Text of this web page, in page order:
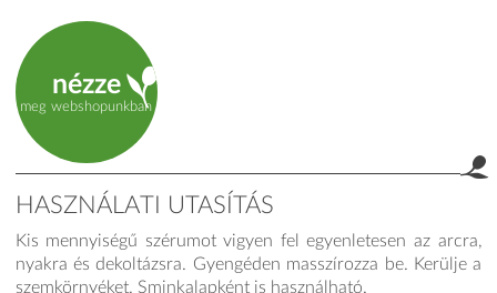
nézze
meg webshopunkban
HASZNÁLATI UTASÍTÁS
Kis mennyiségű szérumot vigyen fel egyen­letesen az arcra,
nyak­­­ra és dekoltázsra. Gyen­gé­de­n masszí­roz­za be. Ke­­­rül­je a
szem­kör­nyé­ket. Sminkalapként is hasz­ná­l­ha­tó.